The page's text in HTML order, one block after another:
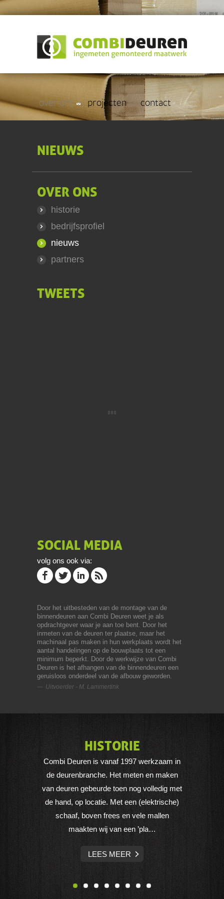
home producten werkwijze
over ons projecten contact
NIEUWS
OVER ONS
historie
bedrijfsprofiel
nieuws
partners
TWEETS
SOCIAL MEDIA
volg ons ook via:
Door het uitbesteden van de montage van de
binnendeuren aan Combi Deuren weet je als
opdrachtgever waar je aan toe bent. Door het
inmeten van de deuren ter plaatse, maar het
machinaal pas maken in hun werkplaats wordt het
aantal handelingen op de bouwplaats tot een
minimum beperkt. Door de werkwijze van Combi
Deuren is het afhangen van de binnendeuren een
geruisloos onderdeel van de afbouw geworden.
Uitvoerder - M. Lammertink
HISTORIE
Combi Deuren is vanaf 1997 werkzaam in
de deurenbranche. Het meten en maken
van deuren gebeurde toen nog volledig met
de hand, op locatie. Met een (elektrische)
schaaf, boven frees en vele mallen
maakten wij van een ’pla…
LEES MEER